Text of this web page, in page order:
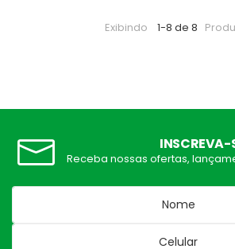
Exibindo 1-8 de 8
INSCREVA-
Receba nossas ofertas,